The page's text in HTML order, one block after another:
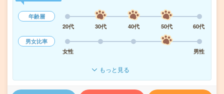
年齢層
20代
30代 40代 50代
60代
男女比率
女性
男性
もっと見る